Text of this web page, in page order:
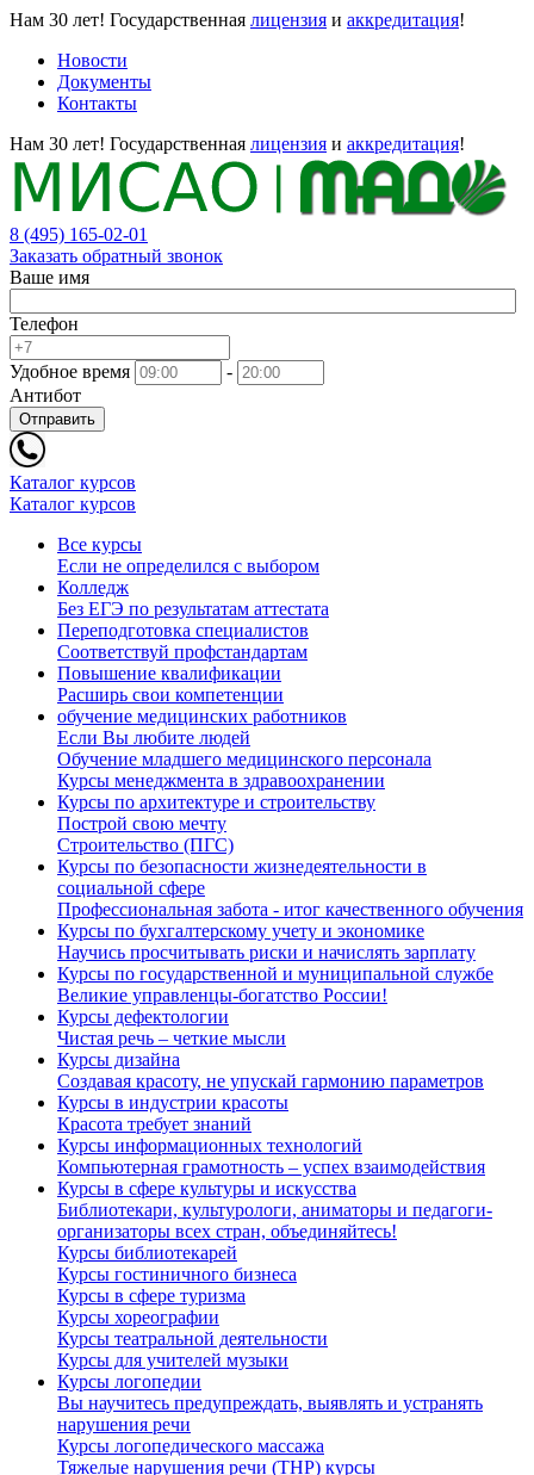
Нам 30 лет! Государственная лицензия и аккредитация!
Новости
Документы
Контакты
Нам 30 лет! Государственная лицензия и аккредитация!
8 (495) 165-02-01
Заказать обратный звонок
Ваше имя
Телефон
Удобное время
-
Антибот
Отправить
Каталог курсов
Каталог курсов
Все курсы
Если не определился с выбором
Колледж
Без ЕГЭ по результатам аттестата
Переподготовка специалистов
Соответствуй профстандартам
Повышение квалификации
Расширь свои компетенции
обучение медицинских работников
Если Вы любите людей
Обучение младшего медицинского персонала
Курсы менеджмента в здравоохранении
Курсы по архитектуре и строительству
Построй свою мечту
Строительство (ПГС)
Курсы по безопасности жизнедеятельности в
социальной сфере
Профессиональная забота - итог качественного обучения
Курсы по бухгалтерскому учету и экономике
Научись просчитывать риски и начислять зарплату
Курсы по государственной и муниципальной службе
Великие управленцы-богатство России!
Курсы дефектологии
Чистая речь – четкие мысли
Курсы дизайна
Создавая красоту, не упускай гармонию параметров
Курсы в индустрии красоты
Красота требует знаний
Курсы информационных технологий
Компьютерная грамотность – успех взаимодействия
Курсы в сфере культуры и искусства
Библиотекари, культурологи, аниматоры и педагоги-
организаторы всех стран, объединяйтесь!
Курсы библиотекарей
Курсы гостиничного бизнеса
Курсы в сфере туризма
Курсы хореографии
Курсы театральной деятельности
Курсы для учителей музыки
Курсы логопедии
Вы научитесь предупреждать, выявлять и устранять
нарушения речи
Курсы логопедического массажа
Тяжелые нарушения речи (ТНР) курсы